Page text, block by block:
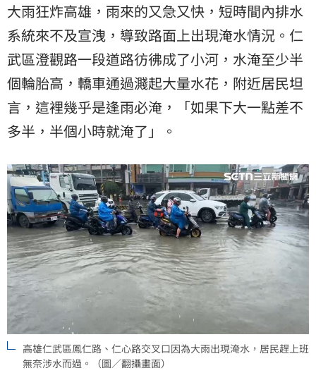
大雨狂炸高雄，雨來的又急又快，短時間內排水
系統來不及宣洩，導致路面上出現淹水情況。 仁
武區澄觀路一段道路彷彿成了小河，水淹至少半
個輪胎高，轎車通過濺起大量水花，附近居民坦
言，這裡幾乎是逢雨必淹，「如果下大一點差不
多半，半個小時就淹了」。
高雄仁武區鳳仁路、仁心路交叉口因為大雨出現淹水，居民趕上班
無奈涉水而過。（圖／翻攝畫面）